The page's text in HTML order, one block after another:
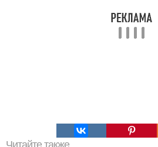
Читайте также